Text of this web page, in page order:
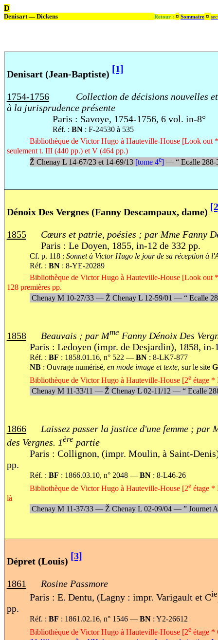
D
Denisart — Dickens Retour : ¤ Sommaire ¤
Denisart (Jean-Baptiste) [1]
1754-1756
Collection de décisions nouvelles
à la jurisprudence présente
Paris : Savoye, 1754-1756, 6 vol. in-8°
Réf. :BN : F-24530 à 535
Bibliothèque de Victor Hugo à Hauteville-House [Look out
seulement t. III (440 pp.) et V (464 pp.)
Ž Chenay L 14-67/23 et 14-69/13 [tome 4e]— “Ecalle
Dénoix Des Vergnes (Fanny Descampaux, dame)
1855
Cœurs et patrie, poésies ; par Mme Fanny
Paris : Le Doyen, 1855, in-12 de 332 pp.
Cf. p. 118 : Sonnet à Victor Hugo le jour de sa réception à
Réf. : BN: 8-YE-20289
Bibliothèque de Victor Hugo à Hauteville-House [Look out
128 premières pp.
Chenay M 10-27/33 — Ž Chenay L 12-59/01 — “Ecalle
1858 Beauvais ; par MmeFanny Dénoix Des
Paris : Ledoyen (impr. de Desjardin), 1858,
Réf. : BF : 1858.01.16, n° 522 — BN: 8-LK7-877
NB: Ouvrage numérisé, en mode image et texte, sur le site
Bibliothèque de Victor Hugo à Hauteville-House [2eétage *
Chenay M 11-33/11 — Ž Chenay L 02-11/12 — “Ecalle
1866
Laissez passer la justice d'une femme ; par
des Vergnes. 1èrepartie
Paris : Collignon, (impr. Moulin, à Saint-
pp.
Réf. : BF : 1866.03.10, n° 2048 — BN: 8-L46-26
Bibliothèque de Victor Hugo à Hauteville-House [2eétage *
là
Chenay M 11-37/33 — Ž Chenay L 02-09/04 — ”Journet
Dépret (Louis) [3]
1861
Rosine Passmore
Paris : E. Dentu, (Lagny : impr. Varigault et Cie
pp.
Réf. : BF : 1861.02.16, n° 1546 — BN: Y2-26612
Bibliothèque de Victor Hugo à Hauteville-House [2eétage *